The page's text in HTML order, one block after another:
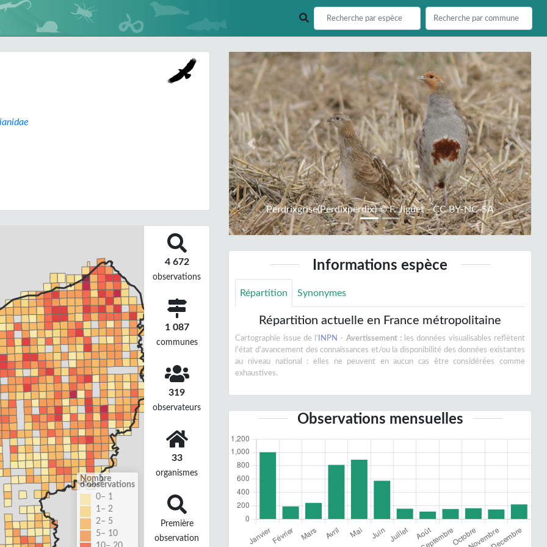
Nombre
d'observations
0– 1
1– 2
2– 5
5– 10
4 672
observations
1 087
communes
319
observateurs
33
organismes
Première
observation
Perdrixgrise(Perdixperdix) © F. Jiguet - CC BY-NC-SA
Previous Next
Informations espèce
Répartition Synonymes
Répartition actuelle en France métropolitaine
Cartographie issue de l' INPN - Avertissement :les données visualisables reflètent
l'état d'avancement des connaissances et/ou la disponibilité des données existantes
au niveau national : elles ne peuvent en aucun cas être considérées comme
exhaustives.
Observations mensuelles